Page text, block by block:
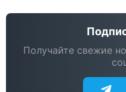
Получайте свежие